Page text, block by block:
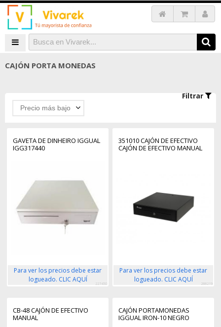
CAJÓN PORTA MONEDAS
Filtrar
Precio más bajo
GAVETA DE DINHEIRO IGGUAL
IGG317440
Para ver los precios debe estar
logueado. CLIC AQUÍ
227450
351010 CAJÓN DE EFECTIVO
CAJÓN DE EFECTIVO MANUAL
Para ver los precios debe estar
logueado. CLIC AQUÍ
288219
CB-48 CAJÓN DE EFECTIVO
MANUAL
CAJÓN PORTAMONEDAS
IGGUAL IRON-10 NEGRO